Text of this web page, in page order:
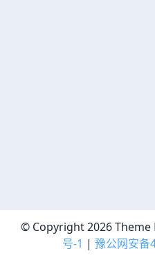
© Copyright 2026 Theme
号-1 | 豫公网安备